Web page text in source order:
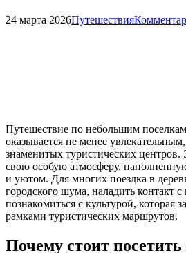
24 марта 2026Путешествия
Путешествие по небольшим
оказывается не менее
знаменитых туристических центров.
свою особую атмосферу,
и уютом. Для многих поездка в
городского шума, наладить контакт
познакомиться с культурой, которая
рамками туристических маршрутов.
Почему стоит